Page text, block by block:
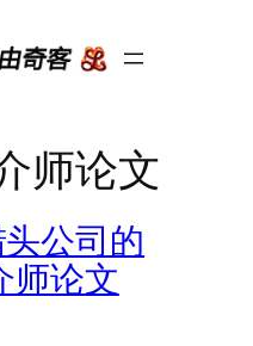
师论文
公司的
师论文